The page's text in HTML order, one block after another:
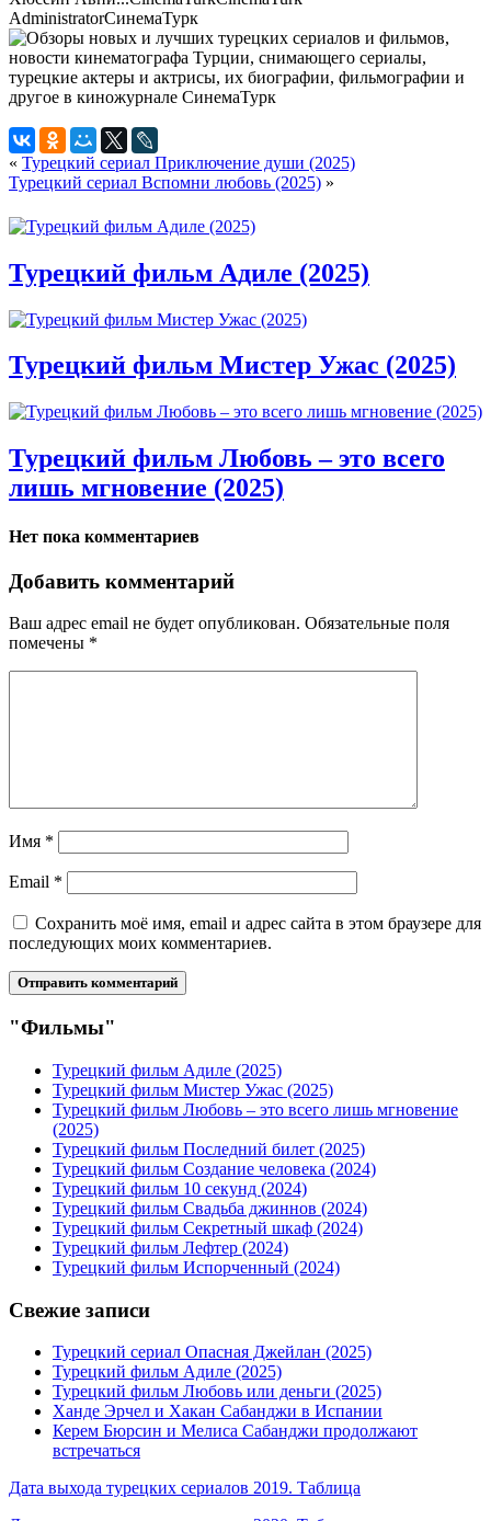
AdministratorСинемаТурк
« Турецкий сериал Приключение души (2025)
Турецкий сериал Вспомни любовь (2025) »
Турецкий фильм Адиле (2025)
Турецкий фильм Мистер Ужас (2025)
Турецкий фильм Любовь – это всего
лишь мгновение (2025)
Нет пока комментариев
Добавить комментарий
Ваш адрес email не будет опубликован. Обязательные поля
помечены *
Имя *
Email *
Сохранить моё имя, email и адрес сайта в этом браузере для
последующих моих комментариев.
"Фильмы"
Турецкий фильм Адиле (2025)
Турецкий фильм Мистер Ужас (2025)
Турецкий фильм Любовь – это всего лишь мгновение
(2025)
Турецкий фильм Последний билет (2025)
Турецкий фильм Создание человека (2024)
Турецкий фильм 10 секунд (2024)
Турецкий фильм Свадьба джиннов (2024)
Турецкий фильм Секретный шкаф (2024)
Турецкий фильм Лефтер (2024)
Турецкий фильм Испорченный (2024)
Свежие записи
Турецкий сериал Опасная Джейлан (2025)
Турецкий фильм Адиле (2025)
Турецкий фильм Любовь или деньги (2025)
Ханде Эрчел и Хакан Сабанджи в Испании
Керем Бюрсин и Мелиса Сабанджи продолжают
встречаться
Дата выхода турецких сериалов 2019. Таблица